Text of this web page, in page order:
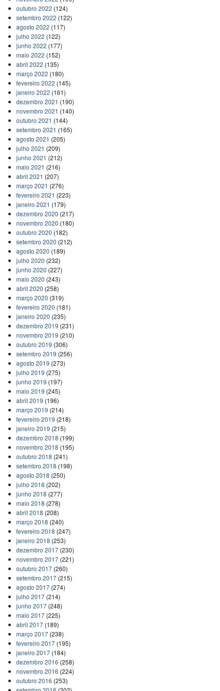
outubro 2022 (124)
setembro 2022 (122)
agosto 2022 (117)
julho 2022 (122)
junho 2022 (177)
maio 2022 (152)
abril 2022 (135)
março 2022 (180)
fevereiro 2022 (145)
janeiro 2022 (161)
dezembro 2021 (190)
novembro 2021 (140)
outubro 2021 (144)
setembro 2021 (165)
agosto 2021 (205)
julho 2021 (209)
junho 2021 (212)
maio 2021 (216)
abril 2021 (207)
março 2021 (276)
fevereiro 2021 (223)
janeiro 2021 (179)
dezembro 2020 (217)
novembro 2020 (180)
outubro 2020 (182)
setembro 2020 (212)
agosto 2020 (189)
julho 2020 (232)
junho 2020 (227)
maio 2020 (243)
abril 2020 (258)
março 2020 (319)
fevereiro 2020 (181)
janeiro 2020 (235)
dezembro 2019 (231)
novembro 2019 (210)
outubro 2019 (306)
setembro 2019 (256)
agosto 2019 (273)
julho 2019 (275)
junho 2019 (197)
maio 2019 (245)
abril 2019 (196)
março 2019 (214)
fevereiro 2019 (218)
janeiro 2019 (215)
dezembro 2018 (199)
novembro 2018 (195)
outubro 2018 (241)
setembro 2018 (198)
agosto 2018 (250)
julho 2018 (202)
junho 2018 (277)
maio 2018 (278)
abril 2018 (208)
março 2018 (240)
fevereiro 2018 (247)
janeiro 2018 (253)
dezembro 2017(230)
novembro 2017(221)
outubro 2017(260)
setembro 2017(215)
agosto 2017(274)
julho 2017(214)
junho 2017(248)
maio 2017(225)
abril 2017(189)
março 2017(238)
fevereiro 2017(195)
janeiro 2017(184)
dezembro 2016 (258)
novembro 2016 (224)
outubro 2016 (253)